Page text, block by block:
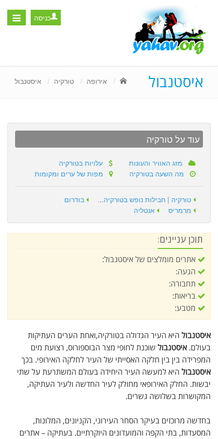
Toggle
כניסה
איסטנבול אירופה טורקיה איסטנבול
עוד על טורקיה
מזג האוויר והעונות
עלויות בטורקיה
מה השעה בטורקיה
מפות של ערים ומקומות
טורקיה | חבילות נופש בטורקיה...
בודרום
מרמריס
אנטליה
תוכן עניינים:
אתרים מומלצים של איסטנבול:
הגעה:
תחבורה:
בריאות:
מטבע:
איסטנבול היא העיר הגדולה בטורקיה,ואחת הערים העתיקות
בעולם. איסטנבול שוכנת לחופי מצר הבוספורוס, רצועת מים
המפרידה בין בין חלקה האסייתי של העיר לחלקה האירופי. בכך
איסטנבול היא למעשה העיר היחידה בעולם המשתרעת על שתי
יבשות. החלק האירופאי מחולק לעיר החדשה ולעיר העתיקה,
המקושרות בשלושה גשרים.
בחדשה מרוכזים בעיקר הסחר העירוני, הקניונים, המלונות,
המסעדות, בתי הקפה והמועדונים היוקרתיים. בעתיקה – אתרים